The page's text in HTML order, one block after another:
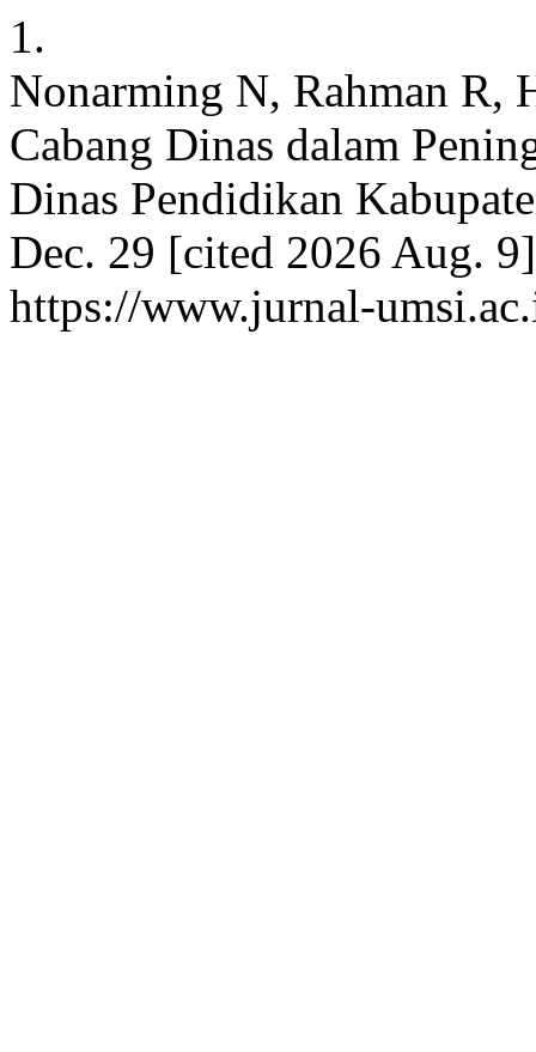
1.
Nonarming N, Rahman R,
Cabang Dinas dalam
Dinas Pendidikan
Dec. 29 [cited 2026 Aug.
https://www.jurnal-